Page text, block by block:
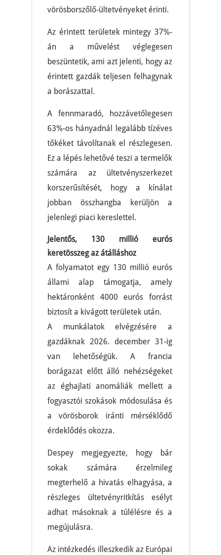
vörösborszőlő-ültetvényeket érinti.
Az érintett területek mintegy 37%-
án a művelést véglegesen
beszüntetik, ami azt jelenti, hogy az
érintett gazdák teljesen felhagynak
a borászattal.
A fennmaradó, hozzávetőlegesen
63%-os hányadnál legalább tízéves
tőkéket távolítanak el részlegesen.
Ez a lépés lehetővé teszi a termelők
számára az ültetvényszerkezet
korszerűsítését, hogy a kínálat
jobban összhangba kerüljön a
jelenlegi piaci kereslettel.
Jelentős, 130 millió eurós
keretösszeg az átálláshoz
A folyamatot egy 130 millió eurós
állami alap támogatja, amely
hektáronként 4000 eurós forrást
biztosít a kivágott területek után.
A munkálatok elvégzésére a
gazdáknak 2026. december 31-ig
van lehetőségük. A francia
borágazat előtt álló nehézségeket
az éghajlati anomáliák mellett a
fogyasztói szokások módosulása és
a vörösborok iránti mérséklődő
érdeklődés okozza.
Despey megjegyezte, hogy bár
sokak számára érzelmileg
megterhelő a hivatás elhagyása, a
részleges ültetvényritkítás esélyt
adhat másoknak a túlélésre és a
megújulásra.
Az intézkedés illeszkedik az Európai